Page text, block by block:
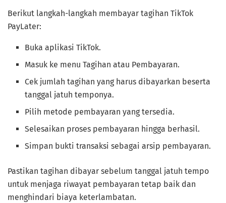
Berikut langkah-langkah membayar tagihan TikTok
PayLater:
Buka aplikasi TikTok.
Masuk ke menu Tagihan atau Pembayaran.
Cek jumlah tagihan yang harus dibayarkan beserta
tanggal jatuh temponya.
Pilih metode pembayaran yang tersedia.
Selesaikan proses pembayaran hingga berhasil.
Simpan bukti transaksi sebagai arsip pembayaran.
Pastikan tagihan dibayar sebelum tanggal jatuh tempo
untuk menjaga riwayat pembayaran tetap baik dan
menghindari biaya keterlambatan.